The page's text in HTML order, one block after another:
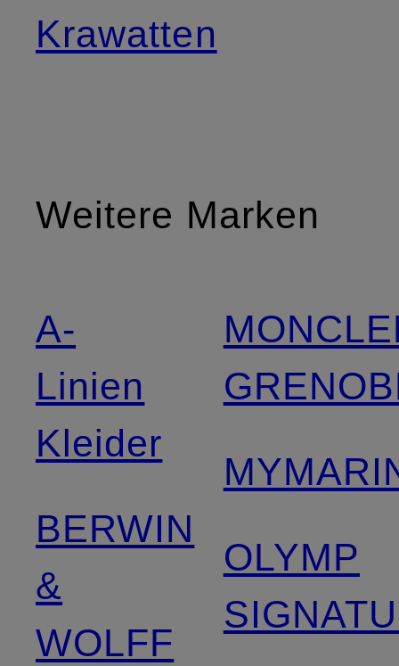
Krawatten
Weitere Marken
A-
Linien
Kleider
BERWIN
&
WOLFF
OLYMP